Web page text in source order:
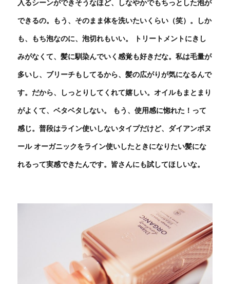
入るシーンができそうなほど、しなやかでもちっとした泡が
できるの。もう、そのまま体を洗いたいくらい（笑）。しか
も、もち泡なのに、泡切れもいい。 トリートメントにきし
みがなくて、髪に馴染んでいく感覚も好きだな。私は毛量が
多いし、ブリーチもしてるから、髪の広がりが気になるんで
す。だから、しっとりしてくれて嬉しい。オイルもまとまり
がよくて、ベタベタしない。 もう、使用感に惚れた！って
感じ。普段はライン使いしないタイプだけど、ダイアンボヌ
ール オーガニックをライン使いしたときになりたい髪にな
れるって実感できたんです。皆さんにも試してほしいな。